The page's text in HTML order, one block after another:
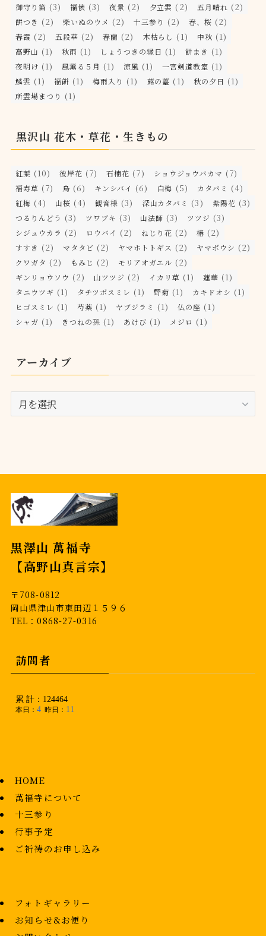
御守り笛 (3) 福俵 (3) 夜景 (2) 夕立雲 (2) 五月晴れ (2)
餅つき (2) 柴いぬのウメ (2) 十三参り (2) 春、桜 (2)
春霞 (2) 五段華 (2) 春蘭 (2) 木枯らし (1) 中秋 (1)
高野山 (1) 秋雨 (1) しょうつきの縁日 (1) 餅まき (1)
夜明け (1) 風薫る５月 (1) 涼風 (1) 一宮剣道教室 (1)
鱗雲 (1) 福餅 (1) 梅雨入り (1) 蕗の薹 (1) 秋の夕日 (1)
所霊場まつり (1)
黒沢山 花木・草花・生きもの
紅葉 (10) 彼岸花 (7) 石楠花 (7) ショウジョウバカマ (7)
福寿草 (7) 鳥 (6) キンシバイ (6) 白梅 (5) カタバミ (4)
紅梅 (4) 山桜 (4) 観音様 (3) 深山カタバミ (3) 紫陽花 (3)
つるりんどう (3) ツワブキ (3) 山法師 (3) ツツジ (3)
シジュウカラ (2) ロウバイ (2) ねじり花 (2) 椿 (2)
すすき (2) マタタビ (2) ヤマホトトギス (2) ヤマボウシ (2)
クワガタ (2) もみじ (2) モリアオガエル (2)
ギンリョウソウ (2) 山ツツジ (2) イカリ草 (1) 蓮華 (1)
タニウツギ (1) タチツボスミレ (1) 野菊 (1) カキドオシ (1)
ヒゴスミレ (1) 芍薬 (1) ヤブジラミ (1) 仏の座 (1)
シャガ (1) きつねの孫 (1) あけび (1) メジロ (1)
アーカイブ
ア
ー
黒澤山 萬福寺
【高野山真言宗】
〒708-0812
岡山県津山市東田辺１５９６
TEL：0868-27-0316
訪問者
HOME
萬福寺について
十三参り
行事予定
ご祈祷のお申し込み
フォトギャラリー
お知らせ&お便り